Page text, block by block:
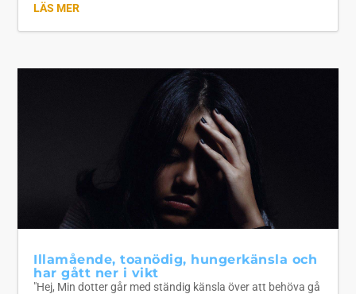
LÄS MER
Illamående, toanödig, hungerkänsla och
har gått ner i vikt
"Hej, Min dotter går med ständig känsla över att behöva gå